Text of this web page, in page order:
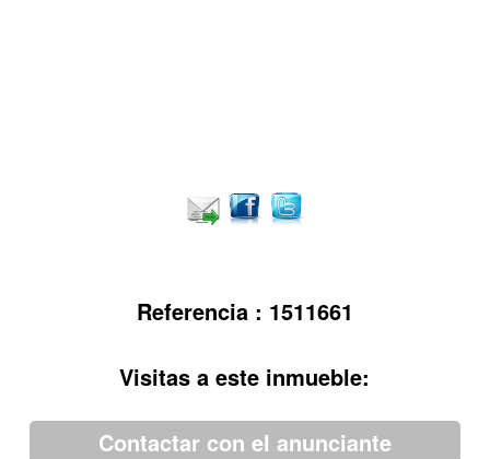
Referencia : 1511661
Visitas a este inmueble:
Contactar con el anunciante